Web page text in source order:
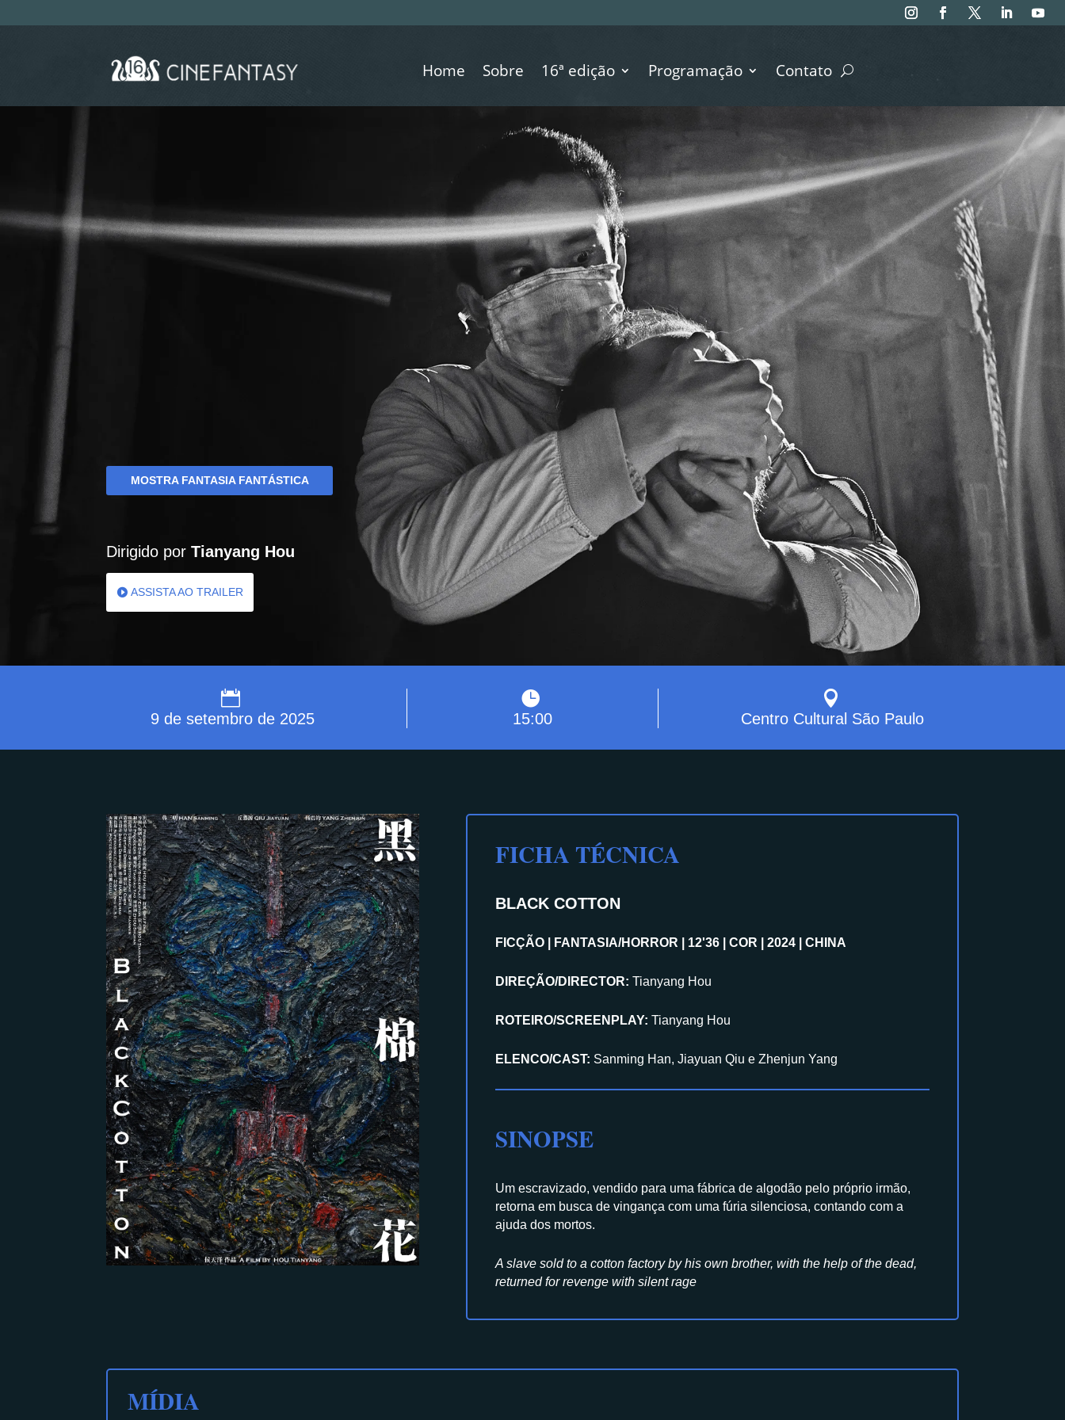
Home Sobre 16ª edição Programação Contato
MOSTRA FANTASIA FANTÁSTICA
Dirigido porTianyang Hou
ASSISTA AO TRAILER
9 de setembro de 2025 15:00 Centro Cultural São Paulo
FICHA TÉCNICA
BLACK COTTON
FICÇÃO | FANTASIA/HORROR | 12'36 | COR | 2024 | CHINA
DIREÇÃO/DIRECTOR:Tianyang Hou
ROTEIRO/SCREENPLAY:Tianyang Hou
ELENCO/CAST: Sanming Han, Jiayuan Qiu e Zhenjun Yang
SINOPSE
Um escravizado, vendido para uma fábrica de algodão pelo próprio irmão,
retorna em busca de vingança com uma fúria silenciosa, contando com a
ajuda dos mortos.
A slave sold to a cotton factory by his own brother, with the help of the dead,
returned for revenge with silent rage
MÍDIA